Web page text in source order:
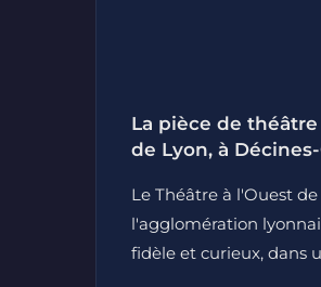
La pièce de
de Lyon, à
Le Théâtre à l'Ouest
l'agglomération
fidèle et curieux, dans